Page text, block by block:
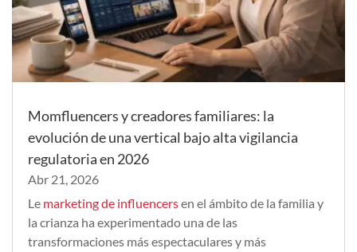
Momfluencers y creadores familiares: la
evolución de una vertical bajo alta vigilancia
regulatoria en 2026
Abr 21, 2026
Le marketing de influencersen el ámbito de la familia y
la crianza ha experimentado una de las
transformaciones más espectaculares y más